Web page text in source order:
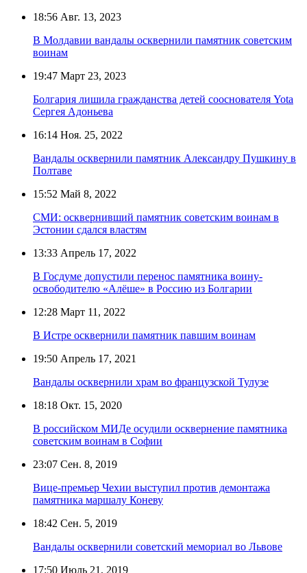
18:56 Авг. 13, 2023
В Молдавии вандалы осквернили памятник советским
воинам
19:47 Март 23, 2023
Болгария лишила гражданства детей сооснователя Yota
Сергея Адоньева
16:14 Ноя. 25, 2022
Вандалы осквернили памятник Александру Пушкину в
Полтаве
15:52 Май 8, 2022
СМИ: осквернивший памятник советским воинам в
Эстонии сдался властям
13:33 Апрель 17, 2022
В Госдуме допустили перенос памятника воину-
освободителю «Алёше» в Россию из Болгарии
12:28 Март 11, 2022
В Истре осквернили памятник павшим воинам
19:50 Апрель 17, 2021
Вандалы осквернили храм во французской Тулузе
18:18 Окт. 15, 2020
В российском МИДе осудили осквернение памятника
советским воинам в Софии
23:07 Сен. 8, 2019
Вице-премьер Чехии выступил против демонтажа
памятника маршалу Коневу
18:42 Сен. 5, 2019
Вандалы осквернили советский мемориал во Львове
17:50 Июль 21, 2019